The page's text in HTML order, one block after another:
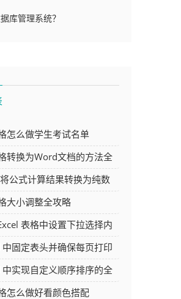
库管理系统？
怎么做学生考试名单
转换为Word文档的方法全
公式计算结果转换为纯数
方法
大小调整全攻略
表格中设置下拉选择内
中固定表头并确保每页打印
表头的方法详解
中实现自定义顺序排序的全
怎么做好看颜色搭配